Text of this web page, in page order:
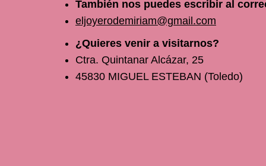
También nos puedes escribir al
eljoyerodemiriam@gmail.com
¿Quieres venir a visitarnos?
Ctra. Quintanar Alcázar, 25
45830 MIGUEL ESTEBAN (Toledo)